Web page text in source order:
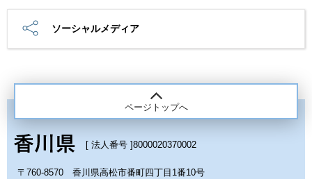
ソーシャルメディア
ページトップへ
[ 法人番号 ]8000020370002
〒760-8570 香川県高松市番町四丁目1番10号